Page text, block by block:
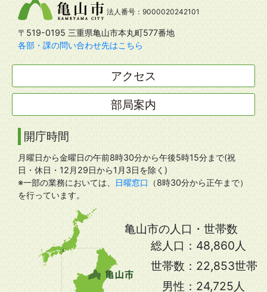
法人番号：9000020242101
〒519-0195 三重県亀山市本丸町577番地
各部・課の問い合わせ先はこちら
アクセス
部局案内
開庁時間
月曜日から金曜日の午前8時30分から午後5時15分まで(祝
日・休日・12月29日から1月3日を除く)
※一部の業務においては、
日曜窓口
（8時30分から正午まで）
を行っています。
亀山市の人口・世帯数
総人口： 48,860人
世帯数： 22,853世帯
男性： 24,725人